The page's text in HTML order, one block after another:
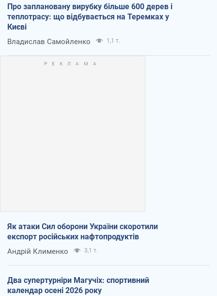
Про заплановану вирубку більше 600 дерев і
теплотрасу: що відбувається на Теремках у
Києві
Владислав Самойленко 1,1 т.
Як атаки Сил оборони України скоротили
експорт російських нафтопродуктів
Андрій Клименко 3,1 т.
Два супертурніри Магучіх: спортивний
календар осені 2026 року